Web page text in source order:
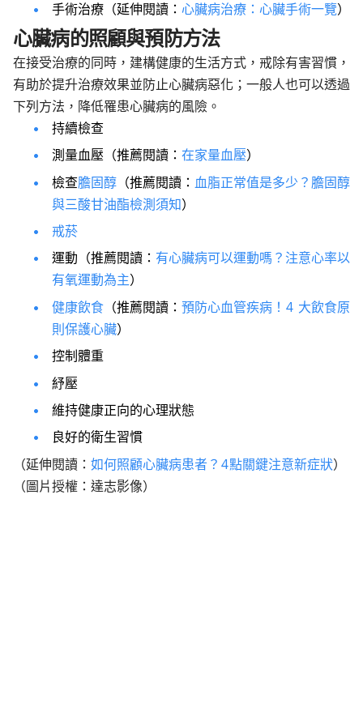
手術治療（延伸閱讀： 心臟病治療：心臟手術一覽）
心臟病的照顧與預防方法
在接受治療的同時，建構健康的生活方式，戒除有害習慣，
有助於提升治療效果並防止心臟病惡化；一般人也可以透過
下列方法，降低罹患心臟病的風險。
持續檢查
測量血壓（推薦閱讀： 在家量血壓）
檢查膽固醇 （推薦閱讀： 血脂正常值是多少？膽固醇
與三酸甘油酯檢測須知）
戒菸
運動（推薦閱讀： 有心臟病可以運動嗎？注意心率以
有氧運動為主）
健康飲食 （推薦閱讀： 預防心血管疾病！4 大飲食原
則保護心臟）
控制體重
紓壓
維持健康正向的心理狀態
良好的衛生習慣
（延伸閱讀： 如何照顧心臟病患者？4點關鍵注意新症狀）
（圖片授權：達志影像）